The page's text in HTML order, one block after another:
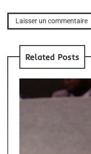
Related Posts